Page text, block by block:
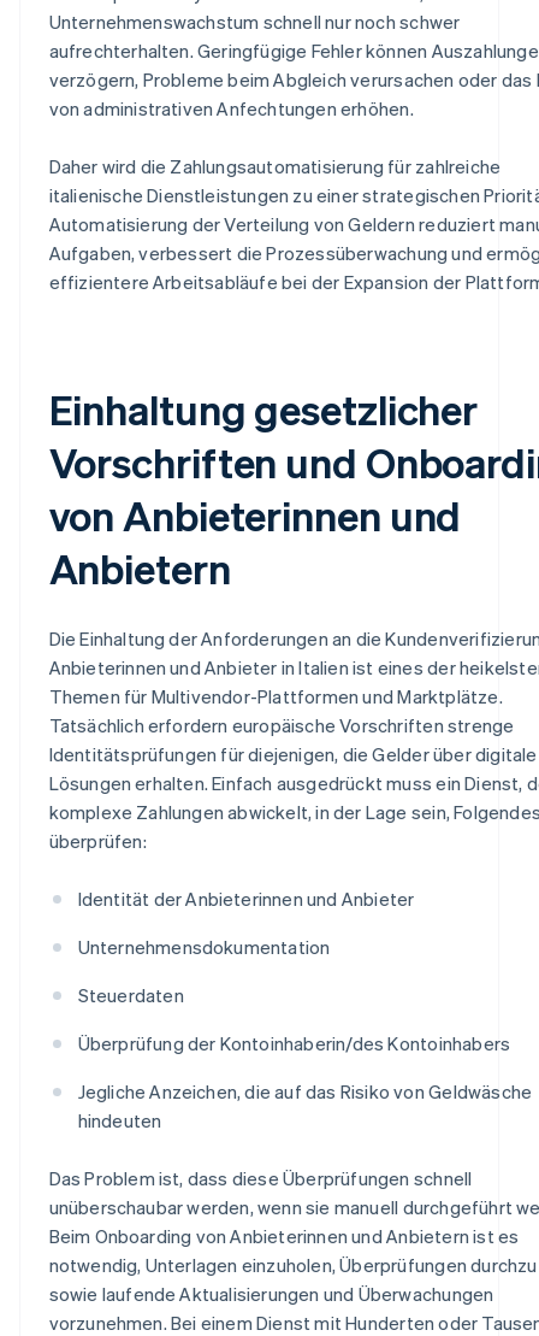
Unternehmenswachstum schnell nur noch schwer
aufrechterhalten. Geringfügige Fehler können
verzögern, Probleme beim Abgleich verursachen oder das
von administrativen Anfechtungen erhöhen.
Daher wird die Zahlungsautomatisierung für zahlreiche
italienische Dienstleistungen zu einer strategischen
Automatisierung der Verteilung von Geldern reduziert
Aufgaben, verbessert die Prozessüberwachung und
effizientere Arbeitsabläufe bei der Expansion der
Einhaltung gesetzlicher
Vorschriften und
von Anbieterinnen und
Anbietern
Die Einhaltung der Anforderungen an die
Anbieterinnen und Anbieter in Italien ist eines der
Themen für Multivendor-Plattformen und Marktplätze.
Tatsächlich erfordern europäische Vorschriften strenge
Identitätsprüfungen für diejenigen, die Gelder über digitale
Lösungen erhalten. Einfach ausgedrückt muss ein Dienst,
komplexe Zahlungen abwickelt, in der Lage sein,
überprüfen:
Identität der Anbieterinnen und Anbieter
Unternehmensdokumentation
Steuerdaten
Überprüfung der Kontoinhaberin/des Kontoinhabers
Jegliche Anzeichen, die auf das Risiko von Geldwäsche
hindeuten
Das Problem ist, dass diese Überprüfungen schnell
unüberschaubar werden, wenn sie manuell durchgeführt
Beim Onboarding von Anbieterinnen und Anbietern ist es
notwendig, Unterlagen einzuholen, Überprüfungen
sowie laufende Aktualisierungen und Überwachungen
vorzunehmen. Bei einem Dienst mit Hunderten oder